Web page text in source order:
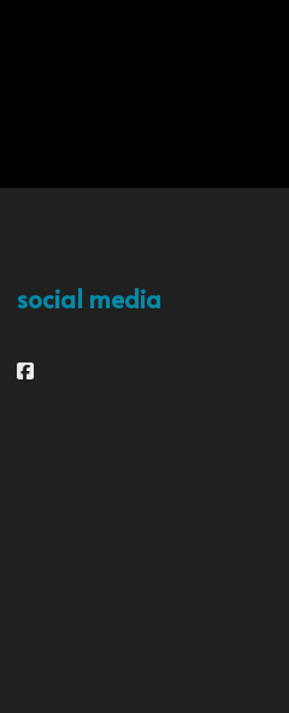
social media
Facebook